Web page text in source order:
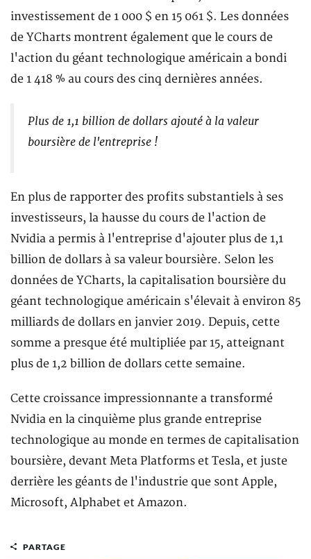
investissement de 1 000 $ en 15 061 $. Les données
de YCharts montrent également que le cours de
l'action du géant technologique américain a bondi
de 1 418 % au cours des cinq dernières années.
Plus de 1,1 billion de dollars ajouté à la valeur
boursière de l'entreprise !
En plus de rapporter des profits substantiels à ses
investisseurs, la hausse du cours de l'action de
Nvidia a permis à l'entreprise d'ajouter plus de 1,1
billion de dollars à sa valeur boursière. Selon les
données de YCharts, la capitalisation boursière du
géant technologique américain s'élevait à environ 85
milliards de dollars en janvier 2019. Depuis, cette
somme a presque été multipliée par 15, atteignant
plus de 1,2 billion de dollars cette semaine.
Cette croissance impressionnante a transformé
Nvidia en la cinquième plus grande entreprise
technologique au monde en termes de capitalisation
boursière, devant Meta Platforms et Tesla, et juste
derrière les géants de l'industrie que sont Apple,
Microsoft, Alphabet et Amazon.
PARTAGE